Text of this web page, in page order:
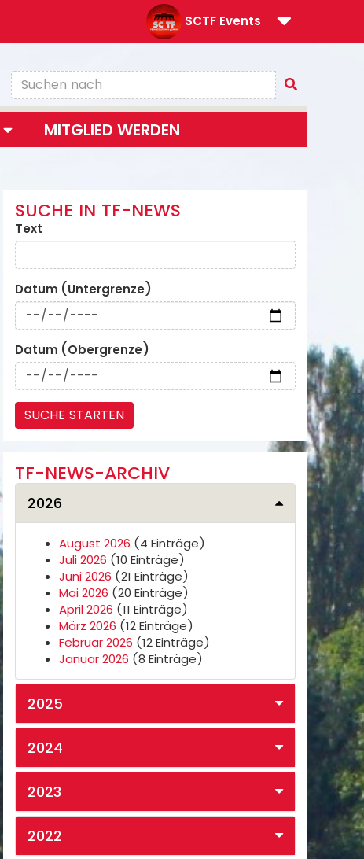
SCTF Events
MITGLIED WERDEN
SUCHE IN TF-NEWS
Text
Datum (Untergrenze)
Datum (Obergrenze)
TF-NEWS-ARCHIV
2026
August 2026 (4 Einträge)
Juli 2026 (10 Einträge)
Juni 2026 (21 Einträge)
Mai 2026 (20 Einträge)
April 2026 (11 Einträge)
März 2026 (12 Einträge)
Februar 2026 (12 Einträge)
Januar 2026 (8 Einträge)
2025
2024
2023
2022